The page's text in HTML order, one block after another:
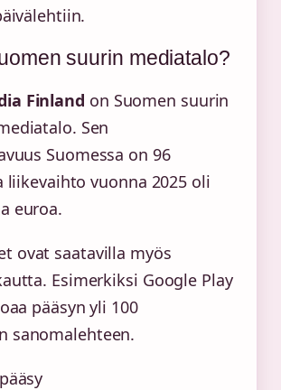
suurin mediatalo?
Finland on Suomen suurin
Sen
Suomessa on 96
liikevaihto vuonna 2025 oli
euroa.
ovat saatavilla myös
Esimerkiksi Google Play
pääsyn yli 100
sanomalehteen.